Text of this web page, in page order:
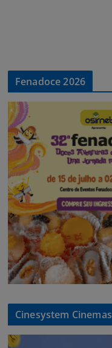
Fenadoce 2026
Cinesystem Cinemas